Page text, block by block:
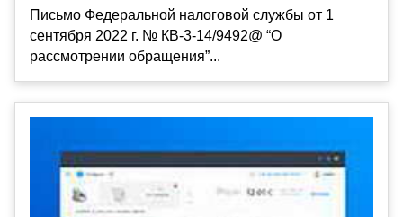
Письмо Федеральной налоговой службы от 1
сентября 2022 г. № КВ-3-14/9492@ “О
рассмотрении обращения”...